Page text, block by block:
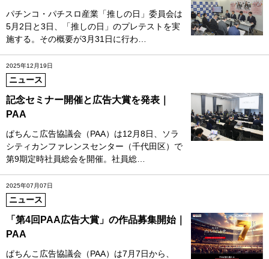
パチンコ・パチスロ産業「推しの日」委員会は
5月2日と3日、「推しの日」のプレテストを実
施する。その概要が3月31日に行わ…
2025年12月19日
ニュース
記念セミナー開催と広告大賞を発表｜
PAA
ぱちんこ広告協議会（PAA）は12月8日、ソラ
シティカンファレンスセンター（千代田区）で
第9期定時社員総会を開催。社員総…
2025年07月07日
ニュース
「第4回PAA広告大賞」の作品募集開始｜
PAA
ぱちんこ広告協議会（PAA）は7月7日から、